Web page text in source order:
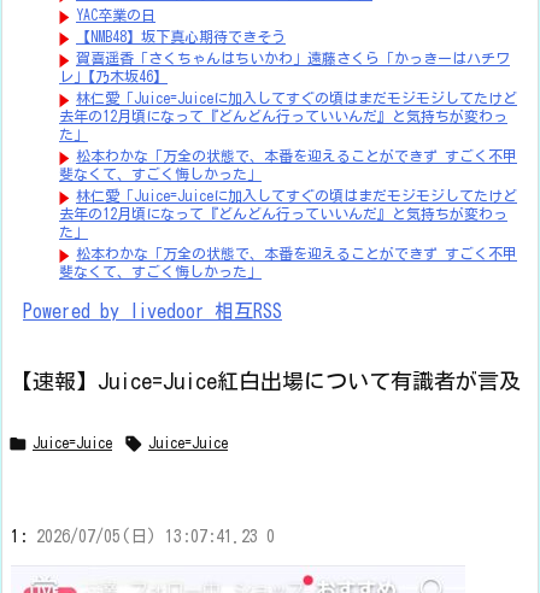
YAC卒業の日
【NMB48】坂下真心期待できそう
賀喜遥香 ｢さくちゃんはちいかわ｣ 遠藤さくら ｢かっきーはハチワ
レ｣【乃木坂46】
林仁愛「Juice=Juiceに加入してすぐの頃はまだモジモジしてたけど
去年の12月頃になって『どんどん行っていいんだ』と気持ちが変わっ
た」
松本わかな「万全の状態で、本番を迎えることができず すごく不甲
斐なくて、すごく悔しかった」
林仁愛「Juice=Juiceに加入してすぐの頃はまだモジモジしてたけど
去年の12月頃になって『どんどん行っていいんだ』と気持ちが変わっ
た」
松本わかな「万全の状態で、本番を迎えることができず すごく不甲
斐なくて、すごく悔しかった」
Powered by livedoor 相互RSS
【速報】Juice=Juice紅白出場について有識者が言及
 Juice=Juice  Juice=Juice
1: 2026/07/05(日) 13:07:41.23 0